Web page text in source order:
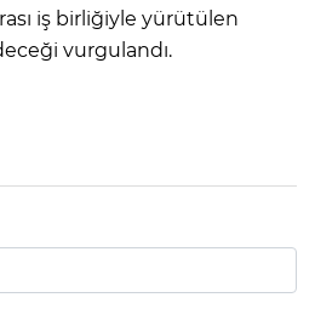
iş birliğiyle yürütülen
vurgulandı.